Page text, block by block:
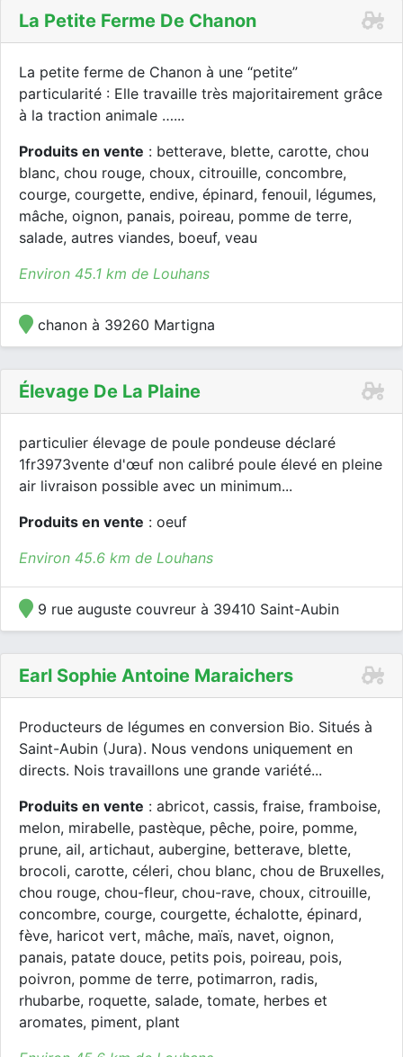
La Petite Ferme De Chanon
La petite ferme de Chanon à une “petite”
particularité : Elle travaille très majoritairement grâce
à la traction animale …...
Produits en vente : betterave, blette, carotte, chou
blanc, chou rouge, choux, citrouille, concombre,
courge, courgette, endive, épinard, fenouil, légumes,
mâche, oignon, panais, poireau, pomme de terre,
salade, autres viandes, boeuf, veau
Environ 45.1 km de Louhans
chanon à 39260 Martigna
Élevage De La Plaine
particulier élevage de poule pondeuse déclaré
1fr3973vente d'œuf non calibré poule élevé en pleine
air livraison possible avec un minimum...
Produits en vente : oeuf
Environ 45.6 km de Louhans
9 rue auguste couvreur à 39410 Saint-Aubin
Earl Sophie Antoine Maraichers
Producteurs de légumes en conversion Bio. Situés à
Saint-Aubin (Jura). Nous vendons uniquement en
directs. Nois travaillons une grande variété...
Produits en vente : abricot, cassis, fraise, framboise,
melon, mirabelle, pastèque, pêche, poire, pomme,
prune, ail, artichaut, aubergine, betterave, blette,
brocoli, carotte, céleri, chou blanc, chou de Bruxelles,
chou rouge, chou-fleur, chou-rave, choux, citrouille,
concombre, courge, courgette, échalotte, épinard,
fève, haricot vert, mâche, maïs, navet, oignon,
panais, patate douce, petits pois, poireau, pois,
poivron, pomme de terre, potimarron, radis,
rhubarbe, roquette, salade, tomate, herbes et
aromates, piment, plant